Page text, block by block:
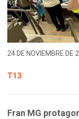
24 DE NOVIEMBRE DE
T13
Fran MG